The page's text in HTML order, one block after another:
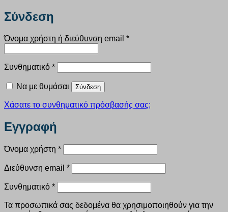
Σύνδεση
Όνομα χρήστη ή διεύθυνση email *Απαιτείται
Συνθηματικό *Απαιτείται
Να με θυμάσαι Σύνδεση
Χάσατε το συνθηματικό πρόσβασής σας;
Εγγραφή
Όνομα χρήστη *Απαιτείται
Διεύθυνση email *Απαιτείται
Συνθηματικό *Απαιτείται
Τα προσωπικά σας δεδομένα θα χρησιμοποιηθούν για την